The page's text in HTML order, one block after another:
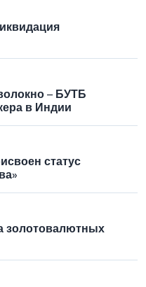
– БУТБ
в Индии
статус